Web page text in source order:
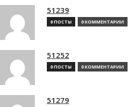
51239
0 ПОСТЫ 0 КОММЕНТАРИИ
51252
0 ПОСТЫ 0 КОММЕНТАРИИ
51279